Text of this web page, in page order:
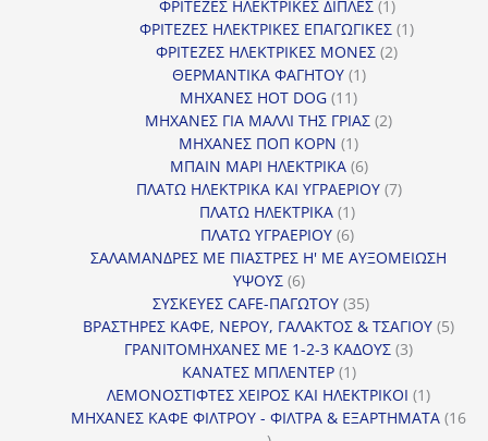
προϊόν
ΦΡΙΤΕΖΕΣ ΗΛΕΚΤΡΙΚΕΣ ΔΙΠΛΕΣ 11
προϊόν
ΦΡΙΤΕΖΕΣ ΗΛΕΚΤΡΙΚΕΣ ΕΠΑΓΩΓΙΚΕΣ 11
ΦΡΙΤΕΖΕΣ ΗΛΕΚΤΡΙΚΕΣ ΜΟΝΕΣ 22
ΘΕΡΜΑΝΤΙΚΑ ΦΑΓΗΤΟΥ 11
ΜΗΧΑΝΕΣ HOT DOG 1111
προϊόντα
ΜΗΧΑΝΕΣ ΓΙΑ ΜΑΛΛΙ ΤΗΣ ΓΡΙΑΣ 22
ΜΗΧΑΝΕΣ ΠΟΠ ΚΟΡΝ 11
προϊόν
ΜΠΑΙΝ ΜΑΡΙ ΗΛΕΚΤΡΙΚΑ 66
προϊόντα
ΠΛΑΤΩ ΗΛΕΚΤΡΙΚΑ ΚΑΙ ΥΓΡΑΕΡΙΟΥ 77
ΠΛΑΤΩ ΗΛΕΚΤΡΙΚΑ 11
προϊόν
ΠΛΑΤΩ ΥΓΡΑΕΡΙΟΥ 66
προϊόντα
ΣΑΛΑΜΑΝΔΡΕΣ ΜΕ ΠΙΑΣΤΡΕΣ Η' ΜΕ ΑΥΞΟΜΕΙΩΣΗ
ΥΨΟΥΣ 66
προϊόντα
ΣΥΣΚΕΥΕΣ CAFE-ΠΑΓΩΤΟΥ 3535
προϊόντα
ΒΡΑΣΤΗΡΕΣ ΚΑΦΕ, ΝΕΡΟΥ, ΓΑΛΑΚΤΟΣ & ΤΣΑΓΙΟΥ 55
ΓΡΑΝΙΤΟΜΗΧΑΝΕΣ ΜΕ 1-2-3 ΚΑΔΟΥΣ 33
ΚΑΝΑΤΕΣ ΜΠΛΕΝΤΕΡ 11
προϊόν
ΛΕΜΟΝΟΣΤΙΦΤΕΣ ΧΕΙΡΟΣ ΚΑΙ ΗΛΕΚΤΡΙΚΟΙ 11
προϊόν
ΜΗΧΑΝΕΣ ΚΑΦΕ ΦΙΛΤΡΟΥ - ΦΙΛΤΡΑ & ΕΞΑΡΤΗΜΑΤΑ 16